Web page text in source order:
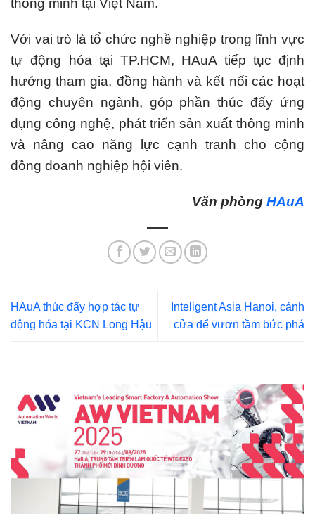
thông minh tại Việt Nam.
Với vai trò là tổ chức nghề nghiệp trong lĩnh vực
tự động hóa tại TP.HCM, HAuA tiếp tục định
hướng tham gia, đồng hành và kết nối các hoạt
động chuyên ngành, góp phần thúc đẩy ứng
dụng công nghệ, phát triển sản xuất thông minh
và nâng cao năng lực cạnh tranh cho cộng
đồng doanh nghiệp hội viên.
Văn phòng HAuA
HAuA thúc đẩy hợp tác tự
động hóa tại KCN Long Hậu
Inteligent Asia Hanoi, cánh
cửa để vươn tầm bức phá